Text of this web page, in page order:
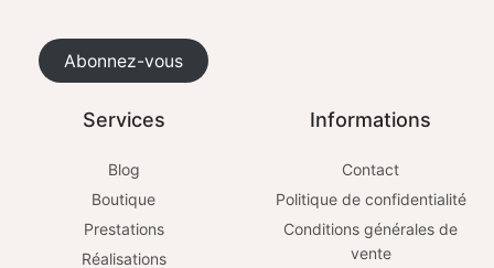
Abonnez-vous
Services
Blog
Boutique
Prestations
Réalisations
Informations
Contact
Politique de confidentialité
Conditions générales de
vente